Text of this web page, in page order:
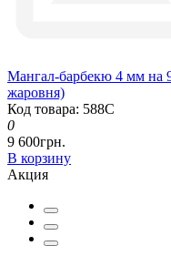
Мангал-барбекю 4 мм на
жаровня)
Код товара: 588С
0
9 600грн.
В корзину
Акция